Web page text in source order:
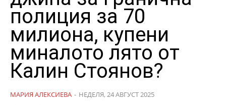
полиция за 70
милиона, купени
миналото лято от
Калин Стоянов?
МАРИЯ АЛЕКСИЕВА - НЕДЕЛЯ, 24 АВГУСТ 2025